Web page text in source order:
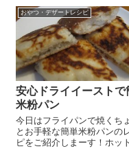
ーのレシピをご紹介しまー
鍋に『玄米甘酒』 1袋、コ
ッツミルク 250ml、粉寒
おやつ・デザートレシピ
安心ドライイーストで
米粉パン
今日はフライパンで焼くち
とお手軽な簡単米粉パンの
ピをご紹介しまーす！ホット